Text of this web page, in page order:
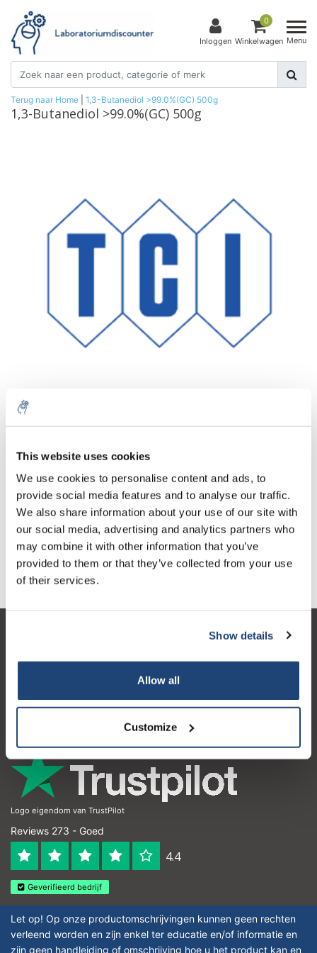
This website uses cookies
We use cookies to personalise content and ads, to
provide social media features and to analyse our traffic.
We also share information about your use of our site with
our social media, advertising and analytics partners who
may combine it with other information that you’ve
provided to them or that they’ve collected from your use
of their services.
Show details
Allow all
Customize
Inloggen
0
Winkelwagen Menu
Terug naar Home 1,3-Butanediol >99.0%(GC) 500g
1,3-Butanediol >99.0%(GC) 500g
1 Stuk Excl. btw
€55,10
Incl. btw
Toevoegen aan winkelwagen
Informatie
Contactgegevens
Logo eigendom van TrustPilot
Reviews 273 - Goed
4.4
Geverifieerd bedrijf
Let op! Op onze productomschrijvingen kunnen geen rechten
verleend worden en zijn enkel ter educatie en/of informatie en
zijn geen handleiding of omschrijving hoe u het product kan en